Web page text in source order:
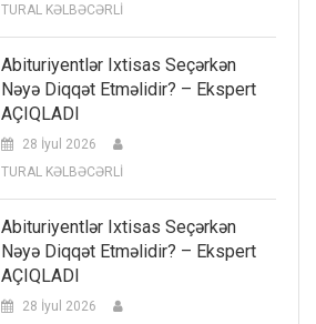
TURAL KƏLBƏCƏRLİ
Abituriyentlər Ixtisas Seçərkən
Nəyə Diqqət Etməlidir? – Ekspert
AÇIQLADI
28 İyul 2026
TURAL KƏLBƏCƏRLİ
Abituriyentlər Ixtisas Seçərkən
Nəyə Diqqət Etməlidir? – Ekspert
AÇIQLADI
28 İyul 2026